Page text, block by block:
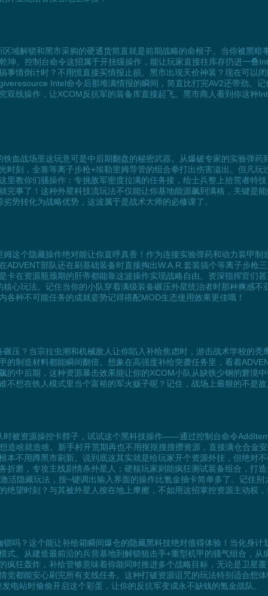
域解锁和黑市采购的硬通货简直就是前期战略的命根子。当你被黑
坤。控制台命令这招属于开挂级操作，能让玩家直接往库存扔进一叠
事情倒计时？不用慌直接买情报止损。黑市出现天价神装？现在可以
Intel命令后那堆满情报的瞬间，简直比打完AV2还带劲。
双线操作，让XCOM反抗军的装备库直接起飞。黑市商人看到你这种
血战场里这玩意可是中后期翻盘的秘密武器。从爆破专家的实验弹
时刻，全靠等离子步枪+埃勒里姆导管的组合拳打出伤害溢出。但凡
里教你们骚操作：专挑敌军密度拉满的任务接，给士兵整上拾荒者特
完事了！这种外星科技流玩法不仅能让你基地能源飙到满格，关键是
势转化为战略优势，这波属于是战术大师的必修课了。
这个隐藏操作绝对能让你直呼真香！作为连接实验弹药和动力装甲
ADVENT部队还在刷基础装备时直接掏出W.A.R.套装搞个等离子步枪
卡在资源瓶颈期的肝帝都能靠这波操作实现战略自由。资深指挥官们
心玩法。记住当你的小队穿着满级装备碾压外星统治者时那种爽感
种不可能任务的成就姿势记得搭配MOD生态使用效果更佳哦！
压？当宗拉虫潮和机械敌人让你陷入补给焦虑时，游击战术学校的
的制造材料都能瞬间翻倍。想象在高强度补给突袭任务里，看着
的中后期，这种资源暴击效果能让你的XCOM小队从缺铁少钢的窘境
不想在铁人模式里当个富裕的军火贩子呢？记住，战场上最狠的不是
被资源操控卡脖子，试试这个黑科技操作——通过控制台命令
造啥就造啥。新手村开荒期再也不用抠抠搜搜攒资源，直接满仓合金
本不用蹲黑市刷新。说到底这其实就是给玩家开个资源外挂，但绝对
折磨，专攻主线剧情杀外星人；硬核玩家则能疯狂测试装备组合，打
活隐藏玩法，按~键调出输入界面的操作比氪金抽卡简单多了。记住
望时刻？与其被外星人按在地上摩擦，不如用这招掌控资源主动权
吗？这个能让补给箱瞬间爆仓的隐藏黑科技绝对值得体验！当化身
式。从建造最前沿的兵营基地到解锁狙击手+重型机甲的骚气组合，
疯狂轰炸，补给管够意味着你能同时推进多个战略目标，无论是卫星
党都能安心刷完所有支线任务。这种打破资源诅咒的玩法特别适合想
电站时偷偷开启这个彩蛋，让你的反抗军变成永不缺钱的氪金战队。